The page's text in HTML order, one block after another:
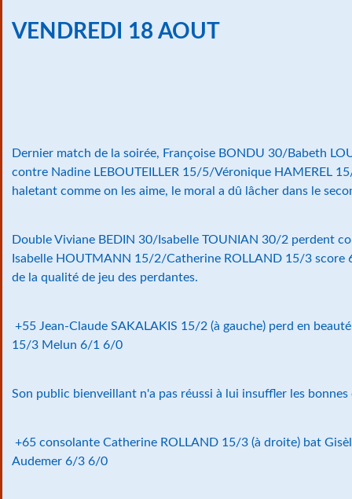
VENDREDI 18 AOUT
Dernier match de la soirée, Françoise BONDU 30/Babeth
contre Nadine LEBOUTEILLER 15/5/Véronique HAMEREL
haletant comme on les aime, le moral a dû lâcher dans le
Double Viviane BEDIN 30/Isabelle TOUNIAN 30/2 perdent
Isabelle HOUTMANN 15/2/Catherine ROLLAND 15/3
de la qualité de jeu des perdantes.
+55 Jean-Claude SAKALAKIS 15/2 (à gauche) perd en
15/3 Melun 6/1 6/0
Son public bienveillant n'a pas réussi à lui insuffler les
+65 consolante Catherine ROLLAND 15/3 (à droite) bat
Audemer 6/3 6/0